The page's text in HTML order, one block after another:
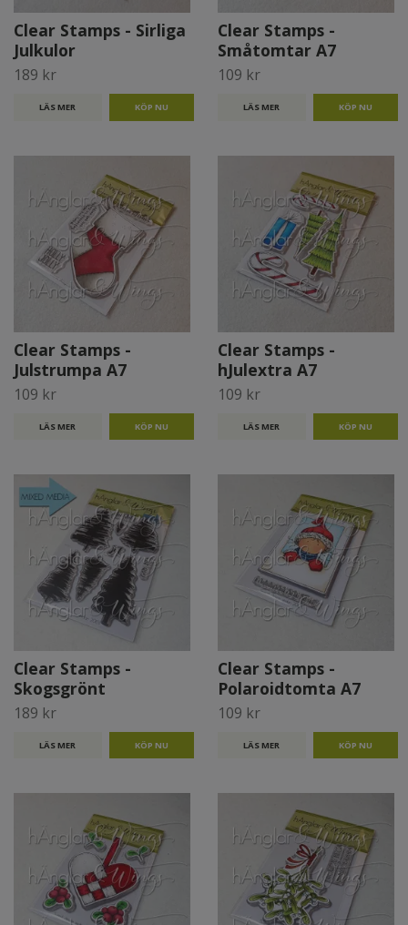
Clear Stamps - Sirliga
Julkulor
189 kr
LÄS MER
Clear Stamps -
Småtomtar A7
109 kr
LÄS MER
Clear Stamps -
Julstrumpa A7
109 kr
LÄS MER
Clear Stamps -
hJulextra A7
109 kr
LÄS MER
Clear Stamps -
Skogsgrönt
189 kr
LÄS MER
Clear Stamps -
Polaroidtomta A7
109 kr
LÄS MER